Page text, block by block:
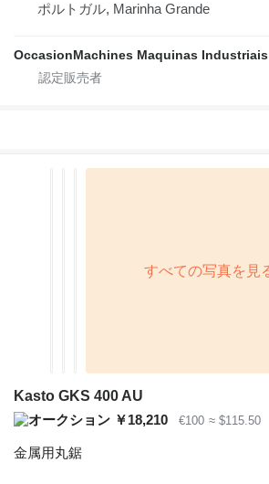
ポルトガル, Marinha Grande
OccasionMachines Maquinas Industriais
Kasto GKS 400 AU
￥18,210
€100 ≈ $115.50
金属用丸鋸